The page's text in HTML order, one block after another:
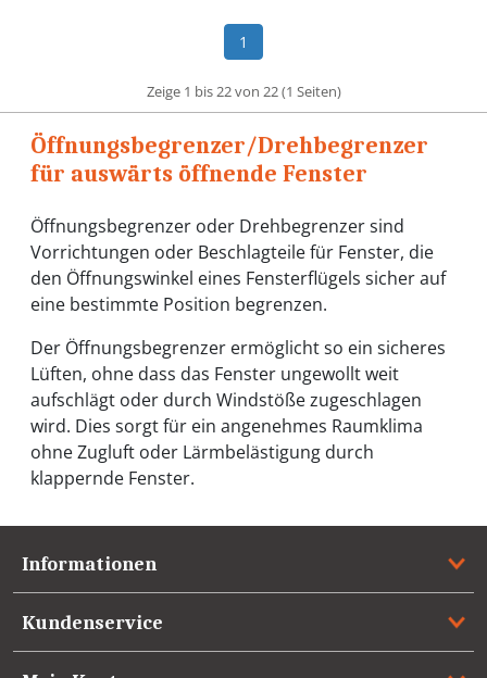
1
Zeige 1 bis 22 von 22 (1 Seiten)
Öffnungsbegrenzer/Drehbegrenzer
für auswärts öffnende Fenster
Öffnungsbegrenzer oder Drehbegrenzer sind
Vorrichtungen oder Beschlagteile für Fenster, die
den Öffnungswinkel eines Fensterflügels sicher auf
eine bestimmte Position begrenzen.
Der Öffnungsbegrenzer ermöglicht so ein sicheres
Lüften, ohne dass das Fenster ungewollt weit
aufschlägt oder durch Windstöße zugeschlagen
wird. Dies sorgt für ein angenehmes Raumklima
ohne Zugluft oder Lärmbelästigung durch
klappernde Fenster.
Informationen
Kundenservice